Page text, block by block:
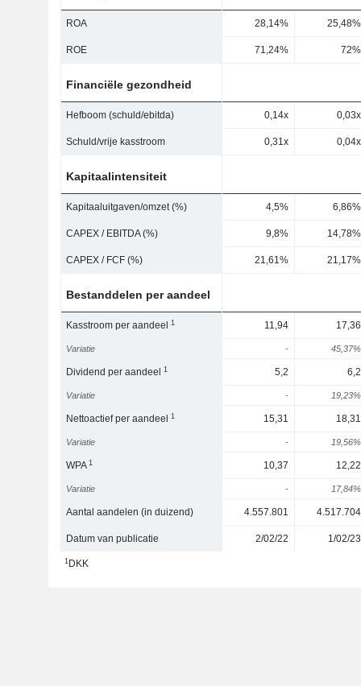
ROA 28,14% 25,48%
ROE 71,24% 72%
Financiële gezondheid
Hefboom (schuld/ebitda) 0,14x 0,03x
Schuld/vrije kasstroom 0,31x 0,04x
Kapitaalintensiteit
Kapitaaluitgaven/omzet (%) 4,5% 6,86%
CAPEX / EBITDA (%) 9,8% 14,78%
CAPEX / FCF (%) 21,61% 21,17%
Bestanddelen per aandeel
Kasstroom per aandeel1 11,94 17,36
Variatie - 45,37%
Dividend per aandeel1 5,2 6,2
Variatie - 19,23%
Nettoactief per aandeel1 15,31 18,31
Variatie - 19,56%
WPA1 10,37 12,22
Variatie - 17,84%
Aantal aandelen (in duizend) 4.557.801 4.517.704
Datum van publicatie 2/02/22 1/02/23
1DKK